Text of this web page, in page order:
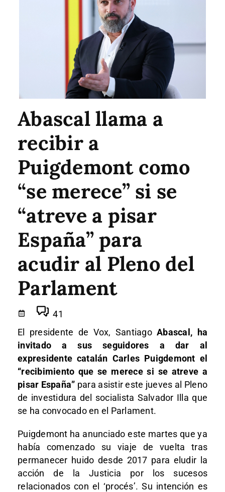
Abascal llama a
recibir a
Puigdemont como
“se merece” si se
“atreve a pisar
España” para
acudir al Pleno del
Parlament
41
El presidente de Vox, SantiagoAbascal, ha
invitado a sus seguidores a dar al
expresidente catalán Carles Puigdemont el
“recibimiento que se merece si se atreve a
pisar España” para asistir este jueves al Pleno
de investidura del socialista Salvador Illa que
se ha convocado en el Parlament.
Puigdemont ha anunciado este martes que ya
había comenzado su viaje de vuelta tras
permanecer huido desde 2017 para eludir la
acción de la Justicia por los sucesos
relacionados con el ‘procés’. Su intención es